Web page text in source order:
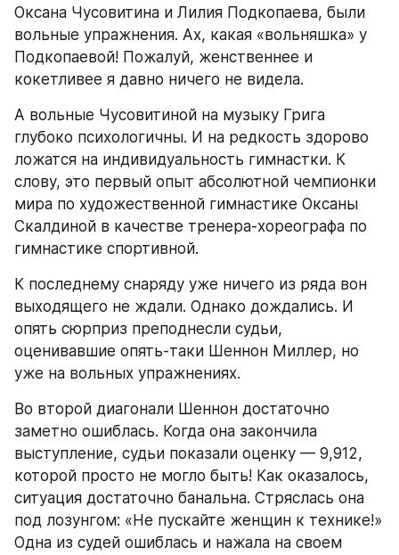
Оксана Чусовитина и Лилия Подкопаева, были
вольные упражнения. Ах, какая «вольняшка» у
Подкопаевой! Пожалуй, женственнее и
кокетливее я давно ничего не видела.
А вольные Чусовитиной на музыку Грига
глубоко психологичны. И на редкость здорово
ложатся на индивидуальность гимнастки. К
слову, это первый опыт абсолютной чемпионки
мира по художественной гимнастике Оксаны
Скалдиной в качестве тренера-хореографа по
гимнастике спортивной.
К последнему снаряду уже ничего из ряда вон
выходящего не ждали. Однако дождались. И
опять сюрприз преподнесли судьи,
оценивавшие опять-таки Шеннон Миллер, но
уже на вольных упражнениях.
Во второй диагонали Шеннон достаточно
заметно ошиблась. Когда она закончила
выступление, судьи показали оценку — 9,912,
которой просто не могло быть! Как оказалось,
ситуация достаточно банальна. Стряслась она
под лозунгом: «Не пускайте женщин к технике!»
Одна из судей ошиблась и нажала на своем